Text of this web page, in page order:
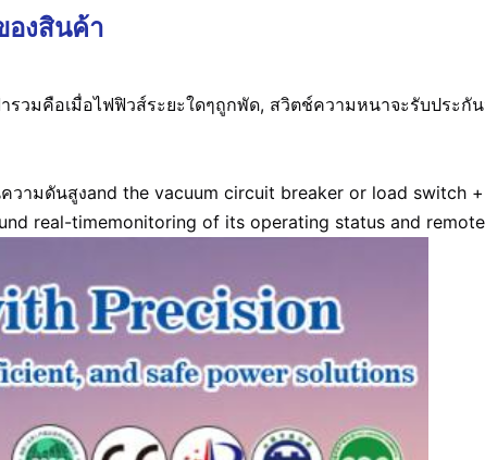
งสินค้า
มคือเมื่อไฟฟิวส์ระยะใดๆถูกพัด, สวิตช์ความหนาจะรับประกั
ามดันสูงand the vacuum circuit breaker or load switch
real-timemonitoring of its operating status and